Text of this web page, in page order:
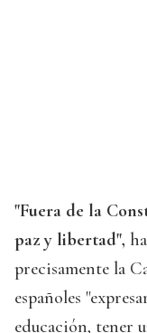
"Fuera de la
paz y libertad",
precisamente la
españoles
educación, tener